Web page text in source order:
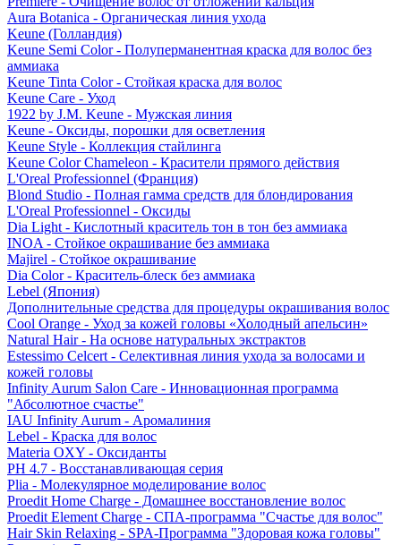
Aura Botanica - Органическая линия ухода
Keune (Голландия)
Keune Semi Color - Полуперманентная краска для волос без
аммиака
Keune Tinta Color - Стойкая краска для волос
Keune Care - Уход
1922 by J.M. Keune - Мужская линия
Keune - Оксиды, порошки для осветления
Keune Style - Коллекция стайлинга
Keune Color Chameleon - Красители прямого действия
L'Oreal Professionnel (Франция)
Blond Studio - Полная гамма средств для блондирования
L'Oreal Professionnel - Оксиды
Dia Light - Кислотный краситель тон в тон без аммиака
INOA - Стойкое окрашивание без аммиака
Majirel - Стойкое окрашивание
Dia Color - Краситель-блеск без аммиака
Lebel (Япония)
Дополнительные средства для процедуры окрашивания волос
Cool Orange - Уход за кожей головы «Холодный апельсин»
Natural Hair - На основе натуральных экстрактов
Estessimo Celcert - Селективная линия ухода за волосами и
кожей головы
Infinity Aurum Salon Care - Инновационная программа
"Абсолютное счастье"
IAU Infinity Aurum - Аромалиния
Lebel - Краска для волос
Materia OXY - Оксиданты
PH 4.7 - Восстанавливающая серия
Plia - Молекулярное моделирование волос
Proedit Home Charge - Домашнее восстановление волос
Proedit Element Charge - СПА-программа "Счастье для волос"
Hair Skin Relaxing - SPA-Программа "Здоровая кожа головы"